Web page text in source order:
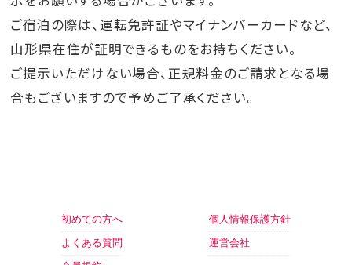
ご宿泊の際は、運転免許証やマイナンバーカードなど、
山形県在住が証明できるものをお持ちください。
ご提示いただけない場合、正規料金のご請求となる場
合もございますので予めご了承ください。
初めての方へ
よくある質問
個人情報保護方針
運営会社